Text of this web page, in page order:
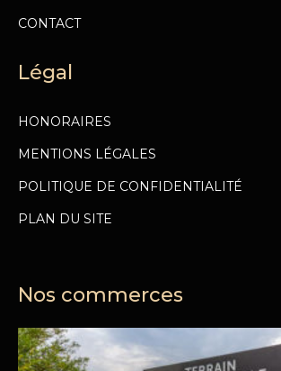
CONTACT
Légal
HONORAIRES
MENTIONS LÉGALES
POLITIQUE DE CONFIDENTIALITÉ
PLAN DU SITE
Nos commerces